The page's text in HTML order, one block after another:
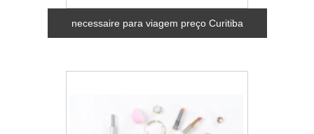
necessaire para viagem preço Curitiba